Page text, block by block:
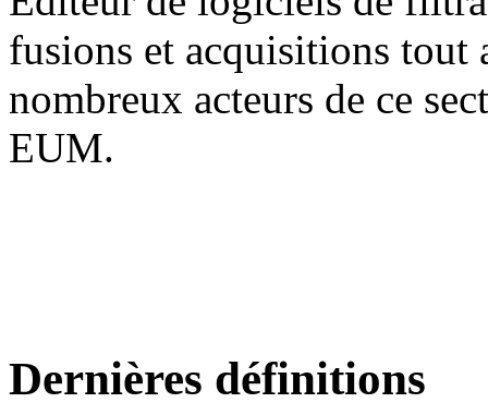
fusions et acquisitions tout
nombreux acteurs de ce
EUM.
Dernières définitions